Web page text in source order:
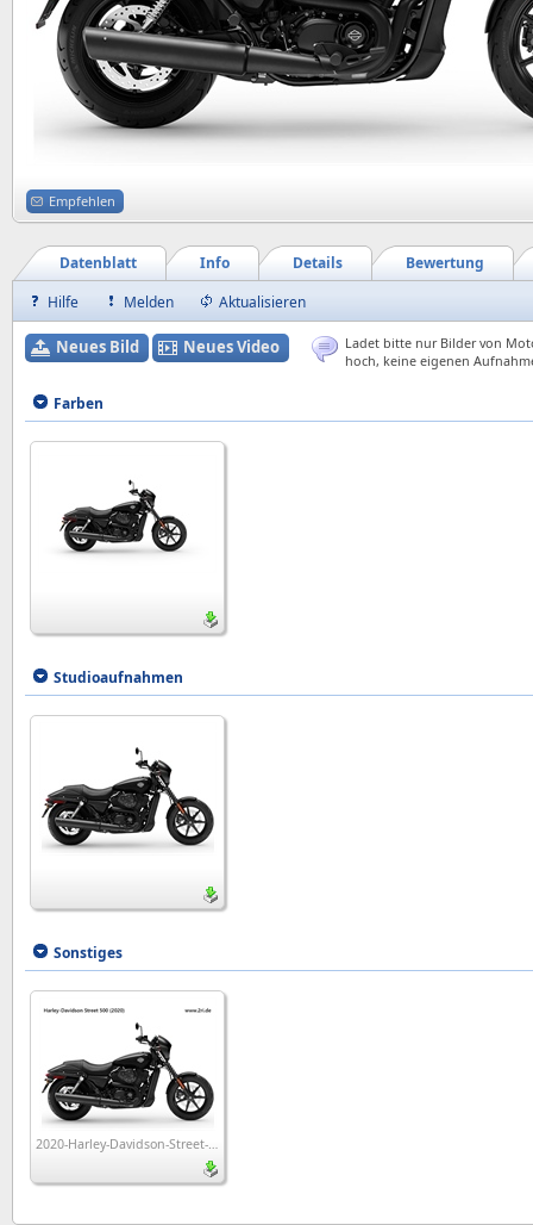
Empfehlen
Bewertung
Details
Info
Datenblatt
Hilfe
Melden Aktualisieren
Neues Bild Neues Video
Ladet bitte nur Bilder von
hoch, keine eigenen
Farben
Studioaufnahmen
Sonstiges
2020-Harley-Davidson-Street-500_wp1